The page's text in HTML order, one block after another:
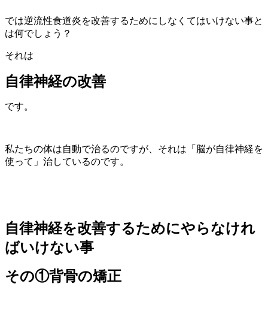
では逆流性食道炎を改善するためにしなくてはいけない事と
は何でしょう？
それは
自律神経の改善
です。
私たちの体は自動で治るのですが、それは「脳が自律神経を
使って」治しているのです。
自律神経を改善するためにやらなけれ
ばいけない事
その①背骨の矯正